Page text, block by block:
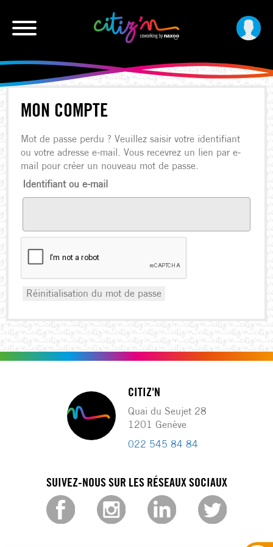
MON COMPTE
Mot de passe perdu ? Veuillez saisir votre identifiant
ou votre adresse e-mail. Vous recevrez un lien par e-
mail pour créer un nouveau mot de passe.
Identifiant ou e-mail
Réinitialisation du mot de passe
CITIZ'N
Quai du Seujet 28
1201 Genève
022 545 84 84
SUIVEZ-NOUS SUR LES RÉSEAUX SOCIAUX